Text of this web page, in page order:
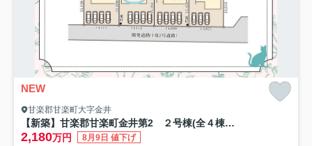
NEW
甘楽郡甘楽町大字金井
【新築】甘楽郡甘楽町金井第2 ２号棟(全４棟) リーブルガーデン 新築建売分譲
2,180万円 8月9日 値下げ